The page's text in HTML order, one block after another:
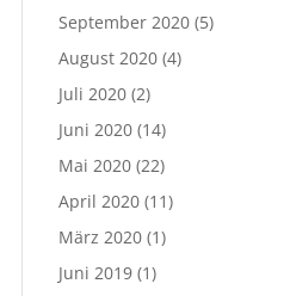
September 2020 (5)
August 2020 (4)
Juli 2020 (2)
Juni 2020 (14)
Mai 2020 (22)
April 2020 (11)
März 2020 (1)
Juni 2019 (1)